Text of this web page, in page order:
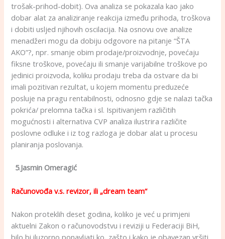
trošak-prihod-dobit). Ova analiza se pokazala kao jako
dobar alat za analiziranje reakcija između prihoda, troškova
i dobiti usljed njihovih oscilacija. Na osnovu ove analize
menadžeri mogu da dobiju odgovore na pitanje “ŠTA
AKO”?, npr. smanje obim prodaje/proizvodnje, povećaju
fiksne troškove, povećaju ili smanje varijabilne troškove po
jedinici proizvoda, koliku prodaju treba da ostvare da bi
imali pozitivan rezultat, u kojem momentu preduzeće
posluje na pragu rentabilnosti, odnosno gdje se nalazi tačka
pokrića/ prelomna tačka i sl. Ispitivanjem različitih
mogućnosti i alternativa CVP analiza ilustrira različite
poslovne odluke i iz tog razloga je dobar alat u procesu
planiranja poslovanja.
5.Jasmin Omeragić
Računovođa v.s. revizor, ili „dream team“
Nakon proteklih deset godina, koliko je već u primjeni
aktuelni Zakon o računovodstvu i reviziji u Federaciji BiH,
bilo bi iluzorno ponavljati ko, zašto i kako je obavezan vršiti